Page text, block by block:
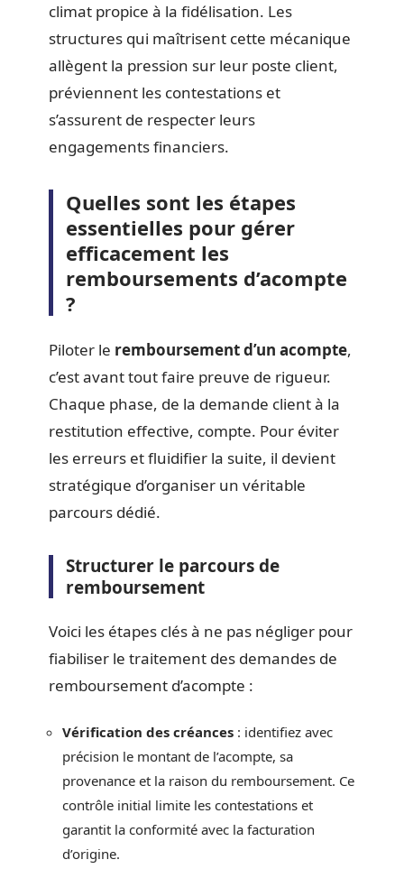
climat propice à la fidélisation. Les
structures qui maîtrisent cette mécanique
allègent la pression sur leur poste client,
préviennent les contestations et
s’assurent de respecter leurs
engagements financiers.
Quelles sont les étapes
essentielles pour gérer
efficacement les
remboursements d’acompte
?
Piloter le remboursement d’un acompte,
c’est avant tout faire preuve de rigueur.
Chaque phase, de la demande client à la
restitution effective, compte. Pour éviter
les erreurs et fluidifier la suite, il devient
stratégique d’organiser un véritable
parcours dédié.
Structurer le parcours de
remboursement
Voici les étapes clés à ne pas négliger pour
fiabiliser le traitement des demandes de
remboursement d’acompte :
Vérification des créances : identifiez avec
précision le montant de l’acompte, sa
provenance et la raison du remboursement. Ce
contrôle initial limite les contestations et
garantit la conformité avec la facturation
d’origine.